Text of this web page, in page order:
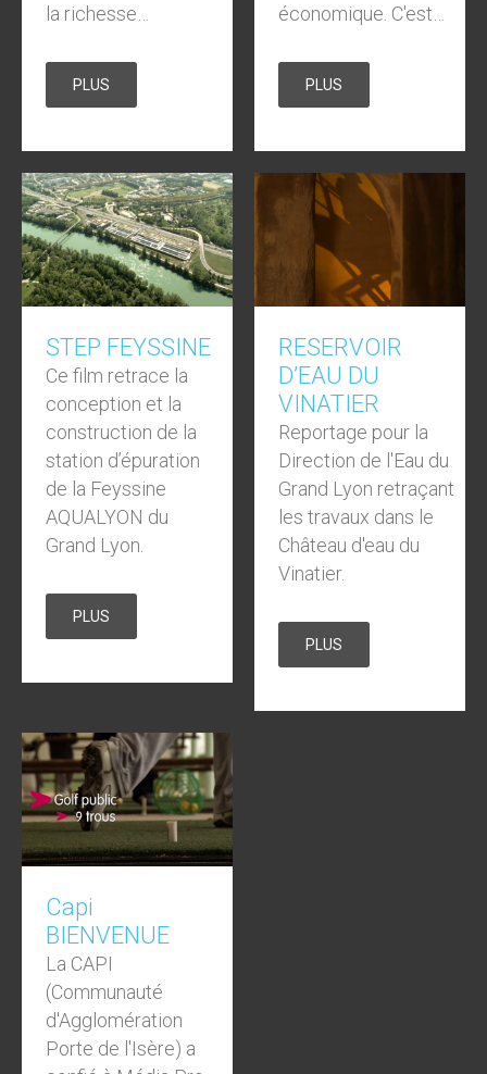
la richesse…
PLUS
économique. C'est…
PLUS
STEP FEYSSINE
Ce film retrace la
conception et la
construction de la
station d’épuration
de la Feyssine
AQUALYON du
Grand Lyon.
PLUS
RESERVOIR
D’EAU DU
VINATIER
Reportage pour la
Direction de l'Eau du
Grand Lyon retraçant
les travaux dans le
Château d'eau du
Vinatier.
PLUS
Capi
BIENVENUE
La CAPI
(Communauté
d'Agglomération
Porte de l'Isère) a